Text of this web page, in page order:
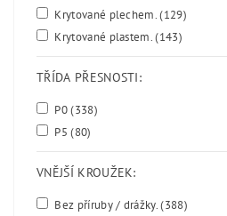
Krytované plechem.(129)
Krytované plastem.(143)
TŘÍDA PŘESNOSTI:
P0(338)
P5(80)
VNĚJŠÍ KROUŽEK:
Bez příruby / drážky.(388)